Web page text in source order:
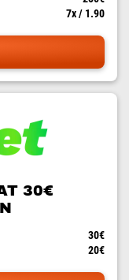
7x / 1.90
30€
30€
20€